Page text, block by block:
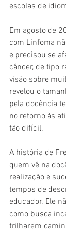
escolas de
Em agosto de
com Linfoma
e precisou se
câncer, de tipo
visão sobre
revelou o
pela docência
no retorno às
tão difícil.
A história de
quem vê na
realização e
tempos de
educador. Ele
como busca
trilharem